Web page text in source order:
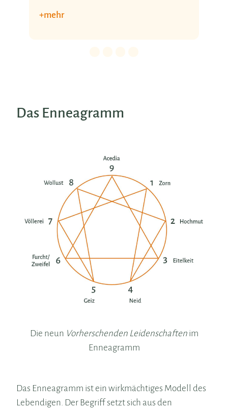
Das Enneagramm
Die neun Vorherschenden Leidenschaftenim
Enneagramm
Das Enneagramm ist ein wirkmächtiges Modell des
Lebendigen. Der Begriff setzt sich aus den